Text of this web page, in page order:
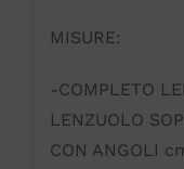
MISURE:
-COMPLETO
LENZUOLO
CON ANGOLI